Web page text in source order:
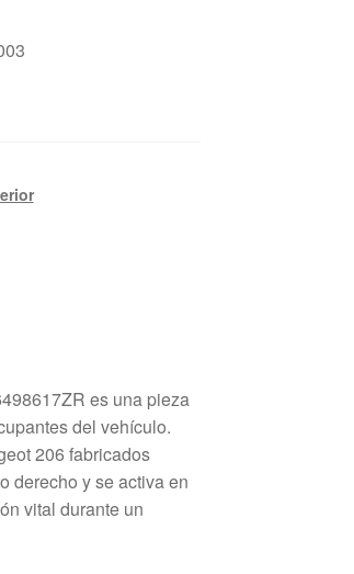
es una pieza
del vehículo.
206 fabricados
derecho y se activa en
vital durante un